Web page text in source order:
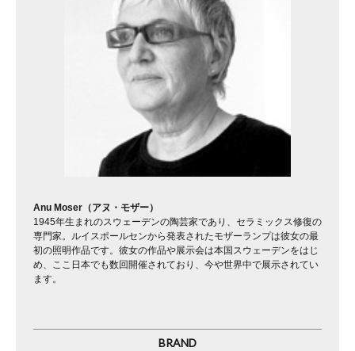
Anu Moser（アヌ・モザー）
1945年生まれのスウェーデンの陶芸家であり、セラミックス修復の
専門家。ルイスポールセンから発表されたモザーランプは彼女の最
初の照明作品です。彼女の作品や展示会は本国スウェーデンをはじ
め、ここ日本でも数回開催されており、今や世界中で展示されてい
ます。
BRAND